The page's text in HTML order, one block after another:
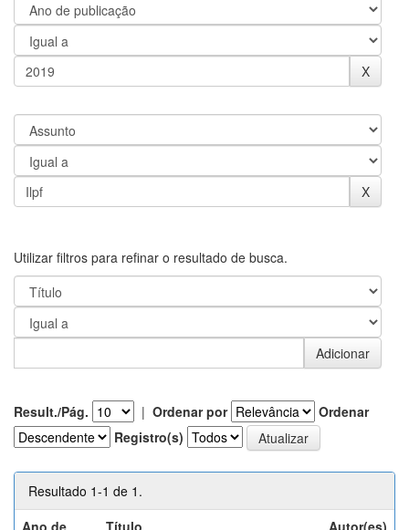
Utilizar filtros para refinar o resultado de busca.
Result./Pág. | Ordenar por
Ordenar
Registro(s)
Resultado 1-1 de 1.
Ano de
Título Autor(es)